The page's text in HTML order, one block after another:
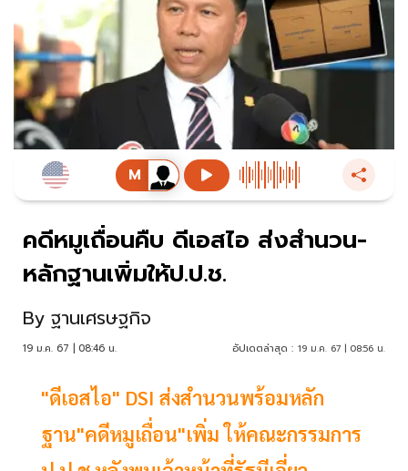
คดีหมูเถื่อนคืบ ดีเอสไอ ส่งสำนวน-
หลักฐานเพิ่มให้ป.ป.ช.
By ฐานเศรษฐกิจ
19 ม.ค. 67 | 08:46 น. อัปเดตล่าสุด : 19 ม.ค. 67 | 08:56 น.
"ดีเอสไอ" DSI ส่งสำนวนพร้อมหลัก
ฐาน"คดีหมูเถื่อน"เพิ่ม ให้คณะกรรมการ